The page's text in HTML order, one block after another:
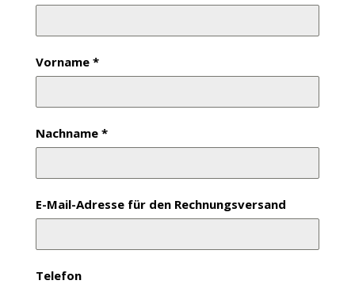
Vorname *
Nachname *
E-Mail-Adresse für den Rechnungsversand
Telefon